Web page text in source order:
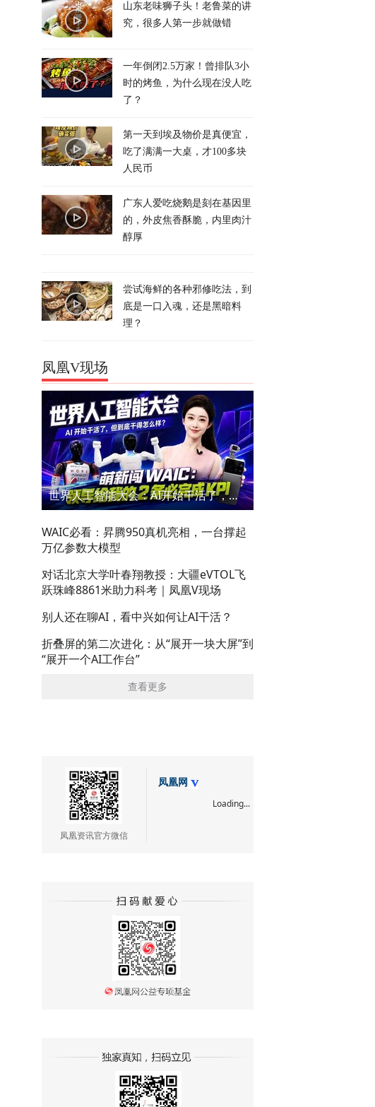
山东老味狮子头！老鲁菜的讲
究，很多人第一步就做错
一年倒闭2.5万家！曾排队3小
时的烤鱼，为什么现在没人吃
了？
第一天到埃及物价是真便宜，
吃了满满一大桌，才100多块
人民币
广东人爱吃烧鹅是刻在基因里
的，外皮焦香酥脆，内里肉汁
醇厚
尝试海鲜的各种邪修吃法，到
底是一口入魂，还是黑暗料
理？
凤凰V现场
世界人工智能大会：AI开始干活了，但到底干的怎么样？萌新闯WAIC
WAIC必看：昇腾950真机亮相，一台撑起
万亿参数大模型
对话北京大学叶春翔教授：大疆eVTOL飞
跃珠峰8861米助力科考｜凤凰V现场
别人还在聊AI，看中兴如何让AI干活？
折叠屏的第二次进化：从“展开一块大屏”到
“展开一个AI工作台”
查看更多
凤凰资讯官方微信
凤凰网
Loading...